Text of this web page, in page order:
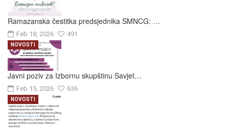
Ramazanska čestitka predsjednika SMNCG: …
Feb 18, 2026 491
Javni poziv za Izbornu skupštinu Savjet…
Feb 15, 2026 636
NOVOSTI
NOVOSTI